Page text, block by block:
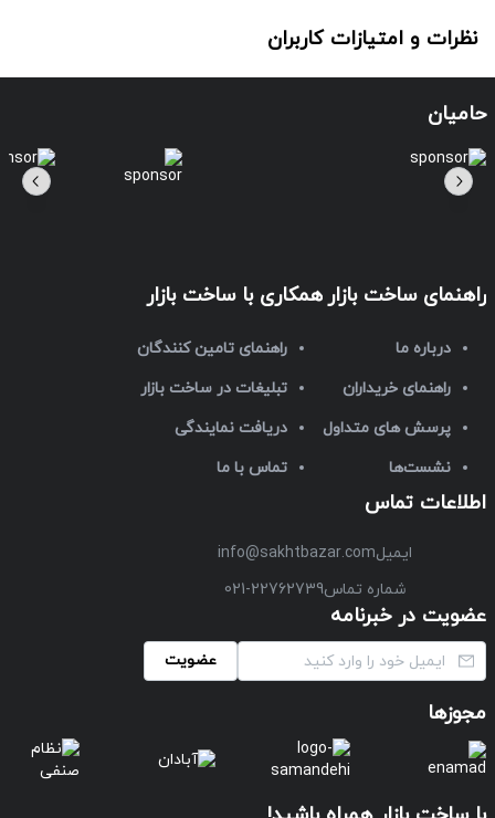
نظرات و امتیازات کاربران
حامیان
راهنمای ساخت بازار
درباره ما
راهنمای خریداران
پرسش های متداول
نشست‌ها
همکاری با ساخت بازار
راهنمای تامین کنندگان
تبلیغات در ساخت بازار
دریافت نمایندگی
تماس با ما
اطلاعات تماس
ایمیلinfo@sakhtbazar.com
شماره تماس021-22762739
عضویت در خبرنامه
عضویت
مجوزها